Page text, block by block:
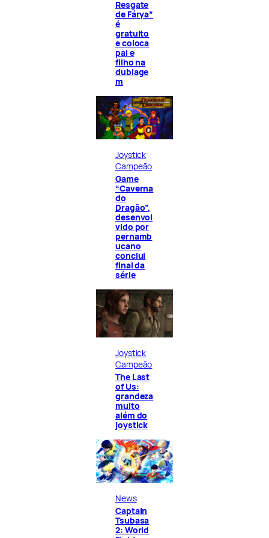
Resgate
de Fárya”
é
gratuito
e coloca
pai e
filho na
dublage
m
Joystick
Campeão
Game
“Caverna
do
Dragão”,
desenvol
vido por
pernamb
ucano
conclui
final da
série
Joystick
Campeão
The Last
of Us:
grandeza
muito
além do
joystick
News
Captain
Tsubasa
2: World